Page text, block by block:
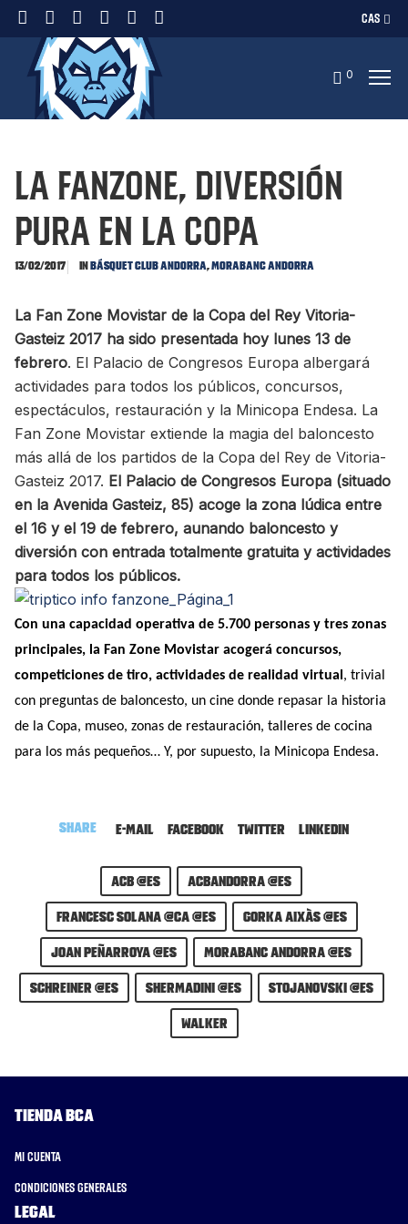
CAS
0
La FanZone, diversión
pura en la Copa
13/02/2017 InBásquet Club Andorra,MoraBanc Andorra
La Fan Zone Movistar de la Copa del Rey Vitoria-
Gasteiz 2017 ha sido presentada hoy lunes 13 de
febrero. El Palacio de Congresos Europa albergará
actividades para todos los públicos, concursos,
espectáculos, restauración y la Minicopa Endesa. La
Fan Zone Movistar extiende la magia del baloncesto
más allá de los partidos de la Copa del Rey de Vitoria-
Gasteiz 2017. El Palacio de Congresos Europa (situado
en la Avenida Gasteiz, 85) acoge la zona lúdica entre
el 16 y el 19 de febrero, aunando baloncesto y
diversión con entrada totalmente gratuita y actividades
para todos los públicos.
Con una capacidad operativa de 5.700 personas y tres zonas
principales, la Fan Zone Movistar acogerá concursos,
competiciones de tiro, actividades de realidad virtual, trivial
con preguntas de baloncesto, un cine donde repasar la historia
de la Copa, museo, zonas de restauración, talleres de cocina
para los más pequeños… Y, por supuesto, la Minicopa Endesa.
Share E-mail Facebook Twitter LinkedIn
ACB @es
acbandorra @es
Francesc Solana @ca @es
Gorka Aixàs @es
joan peñarroya @es
MoraBanc Andorra @es
schreiner @es
Shermadini @es
stojanovski @es
walker
Tienda BCA
Mi cuenta
Condiciones generales
Legal